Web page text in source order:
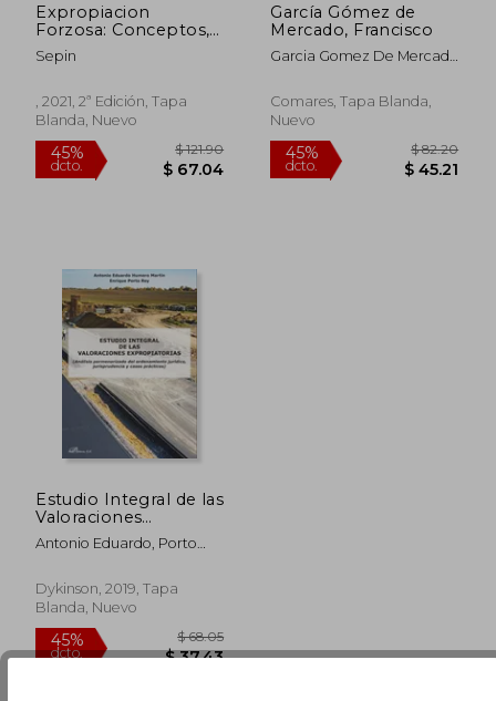
Expropiacion
Forzosa: Conceptos,
Procedimientos y
Criterios de va
Sepin
, 2021, 2ª Edición, Tapa
Blanda, Nuevo
45%
dcto.
$ 121.90
$ 67.04
García Gómez de
Mercado, Francisco
Garcia Gomez De Mercado
Comares, Tapa Blanda,
Nuevo
Estudio Integral de las
Valoraciones
Expropiatorias.
(Análisis
Ordenamiento
Jurídico,
Casos Prácticos)
Antonio Eduardo, Porto
Mart&Iacute;N
Dykinson, 2019, Tapa
Blanda, Nuevo